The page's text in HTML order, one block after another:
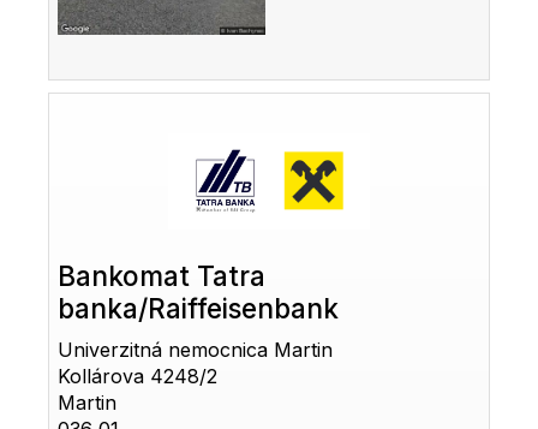
Bankomat Tatra
banka/Raiffeisenbank
Univerzitná nemocnica Martin
Kollárova 4248/2
Martin